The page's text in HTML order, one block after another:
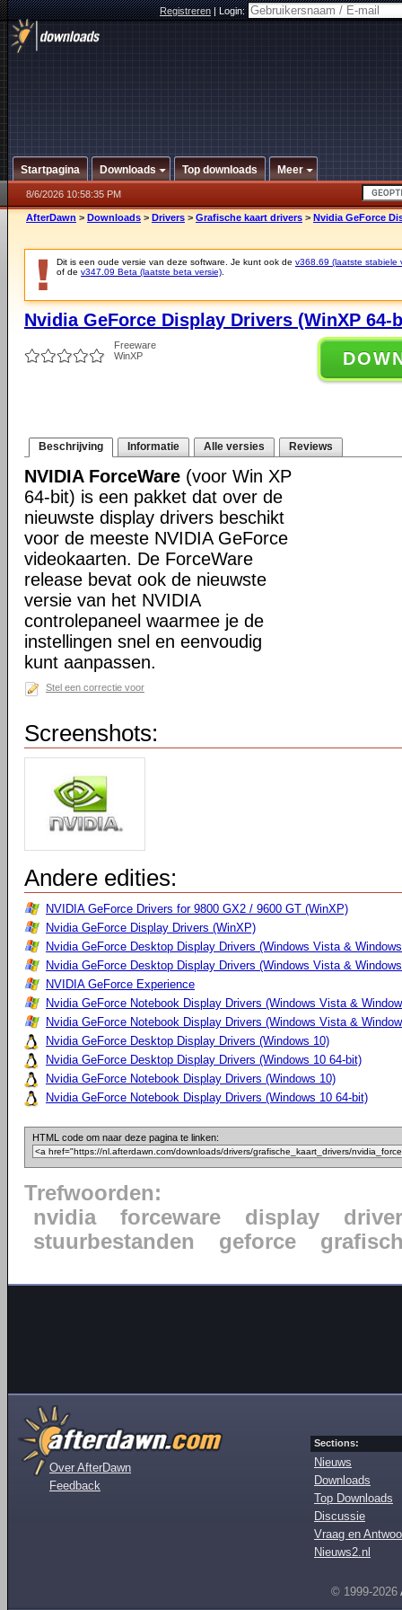
Registreren|Login:
Startpagina Downloads Top downloads Meer
8/6/2026 10:58:35 PM
AfterDawn > Downloads > Drivers > Grafische kaart drivers > Nvidia GeForce
Dit is een oude versie van deze software. Je kunt ook de v368.69 (laatste stabiele
of de v347.09 Beta (laatste beta versie)
Nvidia GeForce Display Drivers (WinXP 64-
Freeware
WinXP
Beschrijving Informatie Alle versies Reviews
NVIDIA ForceWare (voor Win XP
64-bit) is een pakket dat over de
nieuwste display drivers beschikt
voor de meeste NVIDIA GeForce
videokaarten. De ForceWare
release bevat ook de nieuwste
versie van het NVIDIA
controlepaneel waarmee je de
instellingen snel en eenvoudig
kunt aanpassen.
Stel een correctie voor
Screenshots:
Andere edities:
NVIDIA GeForce Drivers for 9800 GX2 / 9600 GT (WinXP)
Nvidia GeForce Display Drivers (WinXP)
Nvidia GeForce Desktop Display Drivers (Windows Vista &
Nvidia GeForce Desktop Display Drivers (Windows Vista &
NVIDIA GeForce Experience
Nvidia GeForce Notebook Display Drivers (Windows Vista &
Nvidia GeForce Notebook Display Drivers (Windows Vista &
Nvidia GeForce Desktop Display Drivers (Windows 10)
Nvidia GeForce Desktop Display Drivers (Windows 10 64-bit)
Nvidia GeForce Notebook Display Drivers (Windows 10)
Nvidia GeForce Notebook Display Drivers (Windows 10 64-bit)
HTML code om naar deze pagina te linken:
Trefwoorden:
nvidia
forceware display
driver
stuurbestanden
geforce
Over AfterDawn
Feedback
Sections:
Nieuws
Downloads
Top Downloads
Discussie
Vraag en
Nieuws2.nl
© 1999-2026